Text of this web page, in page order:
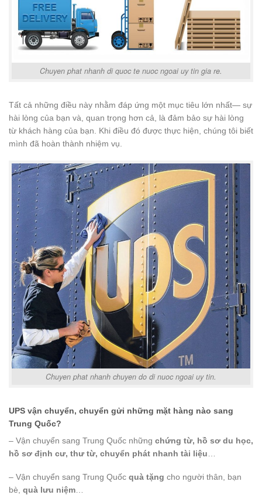
Chuyen phat nhanh di quoc te nuoc ngoai uy tin gia re.
Tất cả những điều này nhằm đáp ứng một mục tiêu lớn nhất— sự
hài lòng của bạn và, quan trọng hơn cả, là đảm bảo sự hài lòng
từ khách hàng của bạn. Khi điều đó được thực hiện, chúng tôi biết
mình đã hoàn thành nhiệm vụ.
Chuyen phat nhanh chuyen do di nuoc ngoai uy tin.
UPS vận chuyển, chuyển gửi những mặt hàng nào sang
Trung Quốc?
– Vận chuyển sang Trung Quốc những chứng từ, hồ sơ du học,
hồ sơ định cư, thư từ, chuyển phát nhanh tài liệu
– Vận chuyển sang Trung Quốc quà tặng cho người thân, bạn
bè, quà lưu niệm